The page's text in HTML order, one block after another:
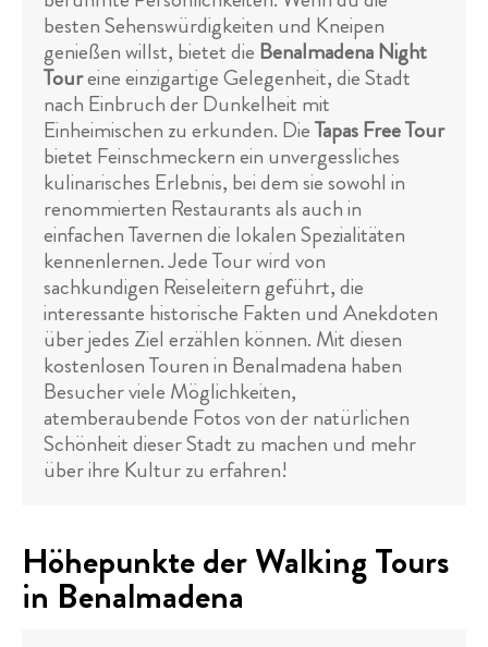
besten Sehenswürdigkeiten und Kneipen
genießen willst, bietet die Benalmadena Night
Toureine einzigartige Gelegenheit, die Stadt
nach Einbruch der Dunkelheit mit
Einheimischen zu erkunden. DieTapas Free Tour
bietet Feinschmeckern ein unvergessliches
kulinarisches Erlebnis, bei dem sie sowohl in
renommierten Restaurants als auch in
einfachen Tavernen die lokalen Spezialitäten
kennenlernen. Jede Tour wird von
sachkundigen Reiseleitern geführt, die
interessante historische Fakten und Anekdoten
über jedes Ziel erzählen können. Mit diesen
kostenlosen Touren in Benalmadena haben
Besucher viele Möglichkeiten,
atemberaubende Fotos von der natürlichen
Schönheit dieser Stadt zu machen und mehr
über ihre Kultur zu erfahren!
Höhepunkte der Walking Tours
in Benalmadena